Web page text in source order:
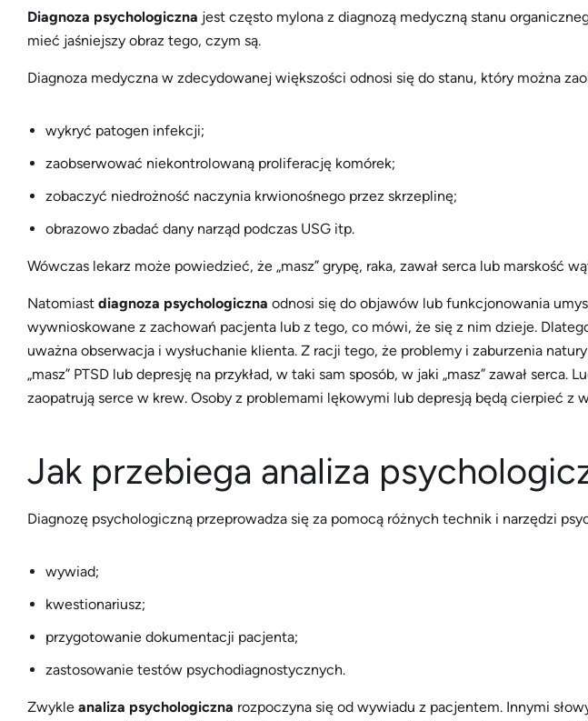
Diagnoza psychologiczna jest często mylona z diagnozą medyczną stanu
mieć jaśniejszy obraz tego, czym są.
Diagnoza medyczna w zdecydowanej większości odnosi się do stanu, który można
wykryć patogen infekcji;
zaobserwować niekontrolowaną proliferację komórek;
zobaczyć niedrożność naczynia krwionośnego przez skrzeplinę;
obrazowo zbadać dany narząd podczas USG itp.
Wówczas lekarz może powiedzieć, że „masz” grypę, raka, zawał serca lub marskość
Natomiast diagnoza psychologiczna odnosi się do objawów lub funkcjonowania
wywnioskowane z zachowań pacjenta lub z tego, co mówi, że się z nim dzieje.
uważna obserwacja i wysłuchanie klienta. Z racji tego, że problemy i zaburzenia
„masz” PTSD lub depresję na przykład, w taki sam sposób, w jaki „masz” zawał
zaopatrują serce w krew. Osoby z problemami lękowymi lub depresją będą cierpieć z
Jak przebiega analiza
Diagnozę psychologiczną przeprowadza się za pomocą różnych technik i narzędzi
wywiad;
kwestionariusz;
przygotowanie dokumentacji pacjenta;
zastosowanie testów psychodiagnostycznych.
Zwykle analiza psychologiczna rozpoczyna się od wywiadu z pacjentem. Innymi